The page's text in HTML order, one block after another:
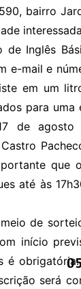
bairro
Inglês
e-mail e
em um
para uma
de
que
até às
de
início
será